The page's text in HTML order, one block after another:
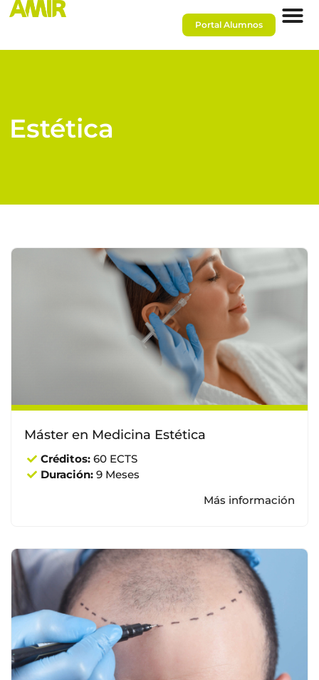
Portal Alumnos
Estética
Máster en Medicina Estética
Créditos: 60 ECTS
Duración: 9 Meses
Más información